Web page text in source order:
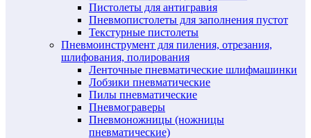
Пистолеты для антигравия
Пневмопистолеты для заполнения пустот
Текстурные пистолеты
Пневмоинструмент для пиления, отрезания,
шлифования, полирования
Ленточные пневматические шлифмашинки
Лобзики пневматические
Пилы пневматические
Пневмограверы
Пневмоножницы (ножницы
пневматические)